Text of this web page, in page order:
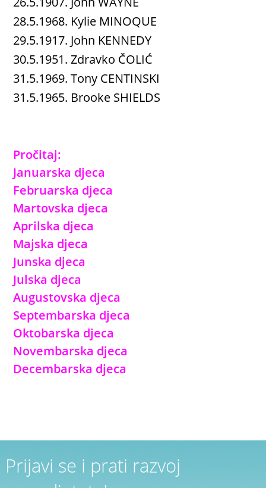
28.5.1968. Kylie MINOQUE
29.5.1917. John KENNEDY
30.5.1951. Zdravko ČOLIĆ
31.5.1969. Tony CENTINSKI
31.5.1965. Brooke SHIELDS
Pročitaj:
Januarska djeca
Februarska djeca
Martovska djeca
Aprilska djeca
Majska djeca
Junska djeca
Julska djeca
Augustovska djeca
Septembarska djeca
Oktobarska djeca
Novembarska djeca
Decembarska djeca
Prijavi se i prati razvoj